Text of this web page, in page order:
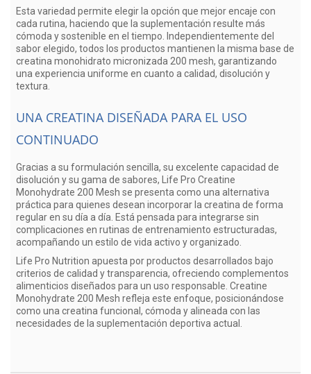
Esta variedad permite elegir la opción que mejor encaje con
cada rutina, haciendo que la suplementación resulte más
cómoda y sostenible en el tiempo. Independientemente del
sabor elegido, todos los productos mantienen la misma base de
creatina monohidrato micronizada 200 mesh, garantizando
una experiencia uniforme en cuanto a calidad, disolución y
textura.
UNA CREATINA DISEÑADA PARA EL USO
CONTINUADO
Gracias a su formulación sencilla, su excelente capacidad de
disolución y su gama de sabores, Life Pro Creatine
Monohydrate 200 Mesh se presenta como una alternativa
práctica para quienes desean incorporar la creatina de forma
regular en su día a día. Está pensada para integrarse sin
complicaciones en rutinas de entrenamiento estructuradas,
acompañando un estilo de vida activo y organizado.
Life Pro Nutrition apuesta por productos desarrollados bajo
criterios de calidad y transparencia, ofreciendo complementos
alimenticios diseñados para un uso responsable. Creatine
Monohydrate 200 Mesh refleja este enfoque, posicionándose
como una creatina funcional, cómoda y alineada con las
necesidades de la suplementación deportiva actual.